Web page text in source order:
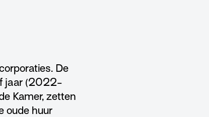
De
jaar (2022-
Kamer, zetten
oude huur